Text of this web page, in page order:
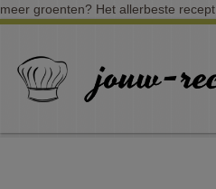
meer groenten? Het allerbeste